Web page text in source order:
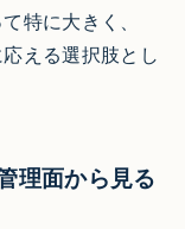
特に大きく、
える選択肢とし
理面から見る